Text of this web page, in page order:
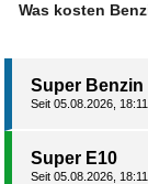
Was kosten
Super Benzin
Seit 05.08.2026,
Super E10
Seit 05.08.2026,